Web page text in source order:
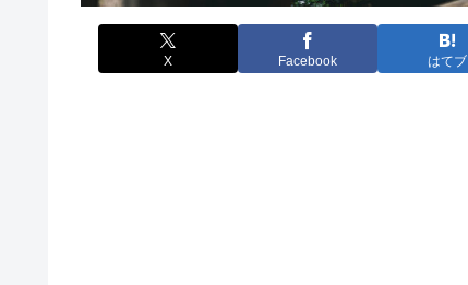
X Facebook はてブ